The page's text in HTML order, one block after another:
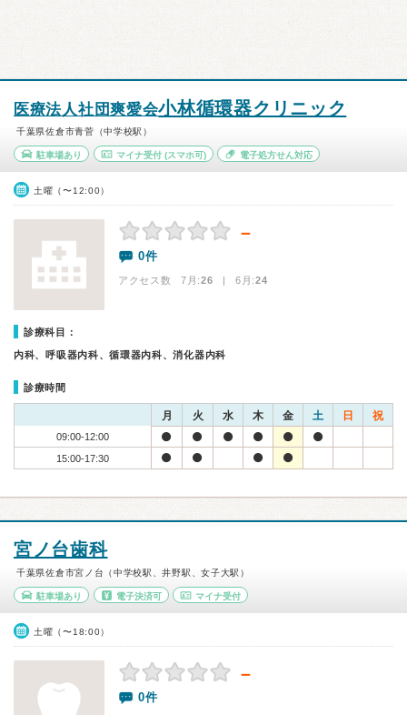
医療法人社団爽愛会小林循環器クリニック
千葉県佐倉市青菅（中学校駅）
駐車場あり マイナ受付(スマホ可) 電子処方せん対応
土曜（〜12:00）
－
0件
アクセス数 7月:26 | 6月:24
診療科目：
内科、呼吸器内科、循環器内科、消化器内科
診療時間
月 火 水 木 金 土 日 祝
09:00-12:00
15:00-17:30
宮ノ台歯科
千葉県佐倉市宮ノ台（中学校駅、井野駅、女子大駅）
駐車場あり 電子決済可 マイナ受付
土曜（〜18:00）
－
0件